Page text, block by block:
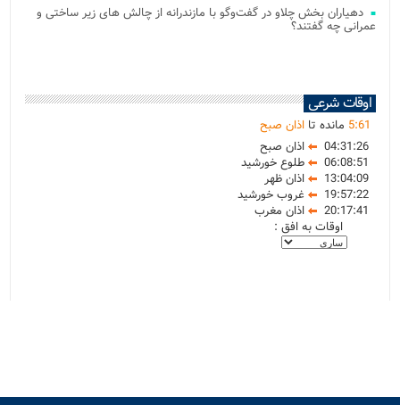
دهیاران بخش چلاو در گفت‌وگو با مازندرانه از چالش های زیر ساختی و
عمرانی چه گفتند؟
اوقات شرعی
5:61 مانده تا اذان صبح
04:31:26
اذان صبح
06:08:51
طلوع خورشید
13:04:09
اذان ظهر
19:57:22
غروب خورشید
20:17:41
اذان مغرب
اوقات به افق :